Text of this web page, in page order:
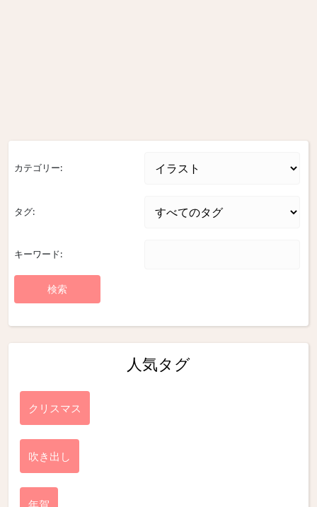
カテゴリー:
タグ:
キーワード:
人気タグ
クリスマス
吹き出し
年賀